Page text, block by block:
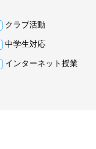
クラブ活動
中学生対応
インターネット授業